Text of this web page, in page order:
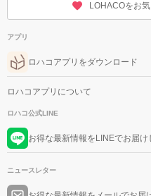
LOHACOをお
アプリ
ロハコアプリをダウンロード
ロハコアプリについて
ロハコ公式LINE
お得な最新情報をLINEでお届け
ニュースレター